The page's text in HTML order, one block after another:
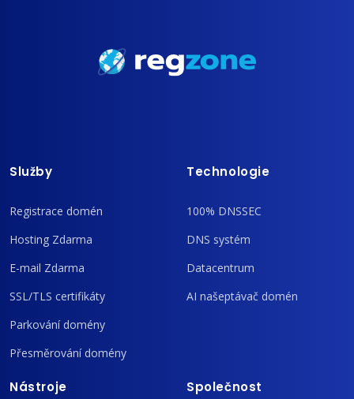
Služby
Registrace domén
Hosting Zdarma
E-mail Zdarma
SSL/TLS certifikáty
Parkování domény
Přesměrování domény
Technologie
100% DNSSEC
DNS systém
Datacentrum
AI našeptávač domén
Nástroje Společnost